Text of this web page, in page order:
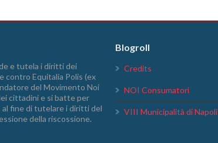
e tutela i diritti dei
contro Equitalia Polis (ex
del Movimento Noi
cittadini e si batte per
fine di tutelare i diritti del
della riscossione.
Blogroll
Credits
NOI Consumatori
VIII Municipalità di Napoli